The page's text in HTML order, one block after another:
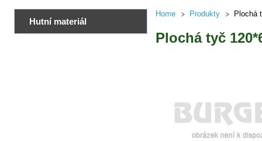
Hutní materiál
Home Produkty Plochá
Plochá tyč